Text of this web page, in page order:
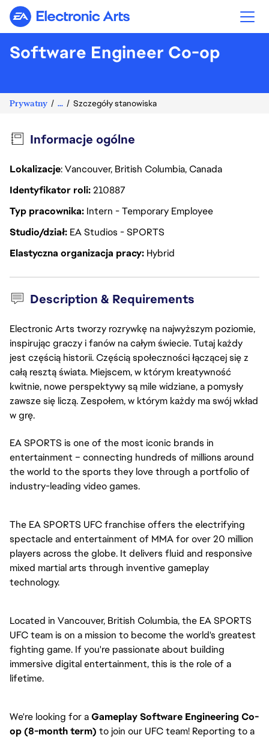
Electronic Arts
Software Engineer Co-op
Prywatny ... Szczegóły stanowiska
Informacje ogólne
Lokalizacje: Vancouver, British Columbia, Canada
Identyfikator roli210887
Typ pracownika Intern - Temporary Employee
Studio/dział EA Studios - SPORTS
Elastyczna organizacja pracy Hybrid
Description & Requirements
Electronic Arts tworzy rozrywkę na najwyższym poziomie,
inspirując graczy i fanów na całym świecie. Tutaj każdy
jest częścią historii. Częścią społeczności łączącej się z
całą resztą świata. Miejscem, w którym kreatywność
kwitnie, nowe perspektywy są mile widziane, a pomysły
zawsze się liczą. Zespołem, w którym każdy ma swój wkład
w grę.
EA SPORTS is one of the most iconic brands in
entertainment – connecting hundreds of millions around
the world to the sports they love through a portfolio of
industry-leading video games.
The EA SPORTS UFC franchise offers the electrifying
spectacle and entertainment of MMA for over 20 million
players across the globe. It delivers fluid and responsive
mixed martial arts through inventive gameplay
technology.
Located in Vancouver, British Columbia, the EA SPORTS
UFC team is on a mission to become the world's greatest
fighting game. If you're passionate about building
immersive digital entertainment, this is the role of a
lifetime.
We're looking for aGameplay Software Engineering Co-
op (8-month term) to join our UFC team! Reporting to a